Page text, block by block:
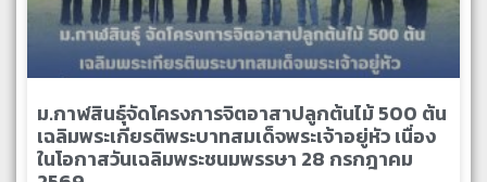
ม.กาฬสินธุ์จัดโครงการจิตอาสาปลูกต้นไม้ 500 ต้น
เฉลิมพระเกียรติพระบาทสมเด็จพระเจ้าอยู่หัว เนื่อง
ในโอกาสวันเฉลิมพระชนมพรรษา 28 กรกฎาคม